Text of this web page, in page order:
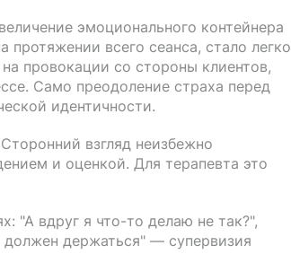
эмоционального контейнера
протяжении всего сеанса, стало легко
провокации со стороны клиентов,
Само преодоление страха перед
идентичности.
взгляд неизбежно
и оценкой. Для терапевта это
"А вдруг я что-то делаю не так?",
должен держаться" — супервизия